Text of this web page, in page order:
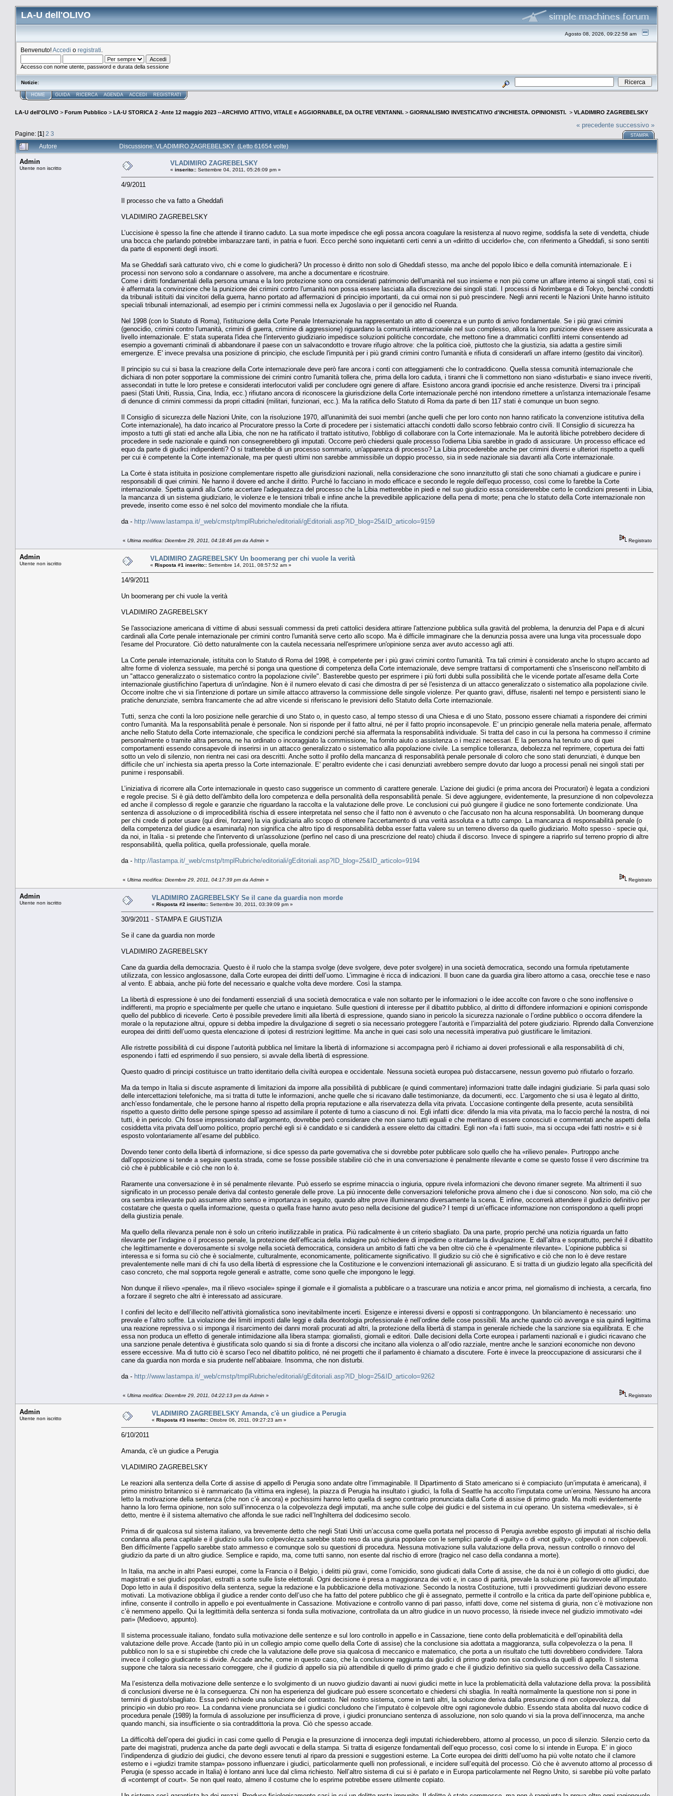
LA-U dell'OLIVO
Agosto 08, 2026, 09:22:58 am
Benvenuto!Accedi o registrati
Accesso con nome utente, password e durata della sessione
Notizie:
HOME GUIDA RICERCA AGENDA ACCEDI REGISTRATI
LA-U dell'OLIVO > Forum Pubblico > LA-U STORICA 2 -Ante 12 maggio 2023 --ARCHIVIO ATTIVO, VITALE e AGGIORNABILE, DA OLTRE VENTANNI. > GIORNALISMO INVESTICATIVO d'INCHIESTA. OPINIONISTI. > VLADIMIRO ZAGREBELSKY
Pagine: [1] 2 3
« precedente successivo »
STAMPA
Autore Discussione: VLADIMIRO ZAGREBELSKY (Letto 61654 volte)
Admin
Utente non iscritto
VLADIMIRO ZAGREBELSKY
« inserito:: Settembre 04, 2011, 05:26:09 pm »
4/9/2011
Il processo che va fatto a Gheddafi
VLADIMIRO ZAGREBELSKY
L’uccisione è spesso la fine che attende il tiranno caduto. La sua morte impedisce che egli possa ancora coagulare la resistenza al nuovo regime, soddisfa la sete di vendetta, chiude
una bocca che parlando potrebbe imbarazzare tanti, in patria e fuori. Ecco perché sono inquietanti certi cenni a un «diritto di ucciderlo» che, con riferimento a Gheddafi, si sono sentiti
da parte di esponenti degli insorti.
Ma se Gheddafi sarà catturato vivo, chi e come lo giudicherà? Un processo è diritto non solo di Gheddafi stesso, ma anche del popolo libico e della comunità internazionale. E i
processi non servono solo a condannare o assolvere, ma anche a documentare e ricostruire.
Come i diritti fondamentali della persona umana e la loro protezione sono ora considerati patrimonio dell'umanità nel suo insieme e non più come un affare interno ai singoli stati, così si
è affermata la convinzione che la punizione dei crimini contro l'umanità non possa essere lasciata alla discrezione dei singoli stati. I processi di Norimberga e di Tokyo, benché condotti
da tribunali istituiti dai vincitori della guerra, hanno portato ad affermazioni di principio importanti, da cui ormai non si può prescindere. Negli anni recenti le Nazioni Unite hanno istituito
speciali tribunali internazionali, ad esempio per i crimini commessi nella ex Jugoslavia o per il genocidio nel Ruanda.
Nel 1998 (con lo Statuto di Roma), l'istituzione della Corte Penale Internazionale ha rappresentato un atto di coerenza e un punto di arrivo fondamentale. Se i più gravi crimini
(genocidio, crimini contro l'umanità, crimini di guerra, crimine di aggressione) riguardano la comunità internazionale nel suo complesso, allora la loro punizione deve essere assicurata a
livello internazionale. E' stata superata l'idea che l'intervento giudiziario impedisce soluzioni politiche concordate, che mettono fine a drammatici conflitti interni consentendo ad
esempio a governanti criminali di abbandonare il paese con un salvacondotto e trovare rifugio altrove: che la politica cioè, piuttosto che la giustizia, sia adatta a gestire simili
emergenze. E' invece prevalsa una posizione di principio, che esclude l'impunità per i più grandi crimini contro l'umanità e rifiuta di considerarli un affare interno (gestito dai vincitori).
Il principio su cui si basa la creazione della Corte internazionale deve però fare ancora i conti con atteggiamenti che lo contraddicono. Quella stessa comunità internazionale che
dichiara di non poter sopportare la commissione dei crimini contro l'umanità tollera che, prima della loro caduta, i tiranni che li commettono non siano «disturbati» e siano invece riveriti,
assecondati in tutte le loro pretese e considerati interlocutori validi per concludere ogni genere di affare. Esistono ancora grandi ipocrisie ed anche resistenze. Diversi tra i principali
paesi (Stati Uniti, Russia, Cina, India, ecc.) rifiutano ancora di riconoscere la giurisdizione della Corte internazionale perché non intendono rimettere a un'istanza internazionale l'esame
di denunce di crimini commessi da propri cittadini (militari, funzionari, ecc.). Ma la ratifica dello Statuto di Roma da parte di ben 117 stati è comunque un buon segno.
Il Consiglio di sicurezza delle Nazioni Unite, con la risoluzione 1970, all'unanimità dei suoi membri (anche quelli che per loro conto non hanno ratificato la convenzione istitutiva della
Corte internazionale), ha dato incarico al Procuratore presso la Corte di procedere per i sistematici attacchi condotti dallo scorso febbraio contro civili. Il Consiglio di sicurezza ha
imposto a tutti gli stati ed anche alla Libia, che non ne ha ratificato il trattato istitutivo, l'obbligo di collaborare con la Corte internazionale. Ma le autorità libiche potrebbero decidere di
procedere in sede nazionale e quindi non consegnerebbero gli imputati. Occorre però chiedersi quale processo l'odierna Libia sarebbe in grado di assicurare. Un processo efficace ed
equo da parte di giudici indipendenti? O si tratterebbe di un processo sommario, un'apparenza di processo? La Libia procederebbe anche per crimini diversi e ulteriori rispetto a quelli
per cui è competente la Corte internazionale, ma per questi ultimi non sarebbe ammissibile un doppio processo, sia in sede nazionale sia davanti alla Corte internazionale.
La Corte è stata istituita in posizione complementare rispetto alle giurisdizioni nazionali, nella considerazione che sono innanzitutto gli stati che sono chiamati a giudicare e punire i
responsabili di quei crimini. Ne hanno il dovere ed anche il diritto. Purché lo facciano in modo efficace e secondo le regole dell'equo processo, così come lo farebbe la Corte
internazionale. Spetta quindi alla Corte accertare l'adeguatezza del processo che la Libia metterebbe in piedi e nel suo giudizio essa considererebbe certo le condizioni presenti in Libia,
la mancanza di un sistema giudiziario, le violenze e le tensioni tribali e infine anche la prevedibile applicazione della pena di morte; pena che lo statuto della Corte internazionale non
prevede, inserito come esso è nel solco del movimento mondiale che la rifiuta.
da - http://www.lastampa.it/_web/cmstp/tmplRubriche/editoriali/gEditoriali.asp?ID_blog=25&ID_articolo=9159
« Ultima modifica: Dicembre 29, 2011, 04:18:46 pm da Admin » Registrato
Admin
Utente non iscritto
VLADIMIRO ZAGREBELSKY Un boomerang per chi vuole la verità
« Risposta #1 inserito:: Settembre 14, 2011, 08:57:52 am »
14/9/2011
Un boomerang per chi vuole la verità
VLADIMIRO ZAGREBELSKY
Se l'associazione americana di vittime di abusi sessuali commessi da preti cattolici desidera attirare l'attenzione pubblica sulla gravità del problema, la denunzia del Papa e di alcuni
cardinali alla Corte penale internazionale per crimini contro l'umanità serve certo allo scopo. Ma è difficile immaginare che la denunzia possa avere una lunga vita processuale dopo
l'esame del Procuratore. Ciò detto naturalmente con la cautela necessaria nell'esprimere un'opinione senza aver avuto accesso agli atti.
La Corte penale internazionale, istituita con lo Statuto di Roma del 1998, è competente per i più gravi crimini contro l'umanità. Tra tali crimini è considerato anche lo stupro accanto ad
altre forme di violenza sessuale, ma perché si ponga una questione di competenza della Corte internazionale, deve sempre trattarsi di comportamenti che s'inseriscono nell'ambito di
un "attacco generalizzato o sistematico contro la popolazione civile". Basterebbe questo per esprimere i più forti dubbi sulla possibilità che le vicende portate all'esame della Corte
internazionale giustifichino l'apertura di un'indagine. Non è il numero elevato di casi che dimostra di per sé l'esistenza di un attacco generalizzato o sistematico alla popolazione civile.
Occorre inoltre che vi sia l'intenzione di portare un simile attacco attraverso la commissione delle singole violenze. Per quanto gravi, diffuse, risalenti nel tempo e persistenti siano le
pratiche denunziate, sembra francamente che ad altre vicende si riferiscano le previsioni dello Statuto della Corte internazionale.
Tutti, senza che conti la loro posizione nelle gerarchie di uno Stato o, in questo caso, al tempo stesso di una Chiesa e di uno Stato, possono essere chiamati a rispondere dei crimini
contro l'umanità. Ma la responsabilità penale è personale. Non si risponde per il fatto altrui, né per il fatto proprio inconsapevole. E' un principio generale nella materia penale, affermato
anche nello Statuto della Corte internazionale, che specifica le condizioni perché sia affermata la responsabilità individuale. Si tratta del caso in cui la persona ha commesso il crimine
personalmente o tramite altra persona, ne ha ordinato o incoraggiato la commissione, ha fornito aiuto o assistenza o i mezzi necessari. E la persona ha tenuto uno di quei
comportamenti essendo consapevole di inserirsi in un attacco generalizzato o sistematico alla popolazione civile. La semplice tolleranza, debolezza nel reprimere, copertura dei fatti
sotto un velo di silenzio, non rientra nei casi ora descritti. Anche sotto il profilo della mancanza di responsabilità penale personale di coloro che sono stati denunziati, è dunque ben
difficile che un' inchiesta sia aperta presso la Corte internazionale. E' peraltro evidente che i casi denunziati avrebbero sempre dovuto dar luogo a processi penali nei singoli stati per
punirne i responsabili.
L’iniziativa di ricorrere alla Corte internazionale in questo caso suggerisce un commento di carattere generale. L'azione dei giudici (e prima ancora dei Procuratori) è legata a condizioni
e regole precise. Si è già detto dell'àmbito della loro competenza e della personalità della responsabilità penale. Si deve aggiungere, evidentemente, la presunzione di non colpevolezza
ed anche il complesso di regole e garanzie che riguardano la raccolta e la valutazione delle prove. Le conclusioni cui può giungere il giudice ne sono fortemente condizionate. Una
sentenza di assoluzione o di improcedibilità rischia di essere interpretata nel senso che il fatto non è avvenuto o che l'accusato non ha alcuna responsabilità. Un boomerang dunque
per chi crede di poter usare (qui direi, forzare) la via giudiziaria allo scopo di ottenere l'accertamento di una verità assoluta e a tutto campo. La mancanza di responsabilità penale (o
della competenza del giudice a esaminarla) non significa che altro tipo di responsabilità debba esser fatta valere su un terreno diverso da quello giudiziario. Molto spesso - specie qui,
da noi, in Italia - si pretende che l'intervento di un'assoluzione (perfino nel caso di una prescrizione del reato) chiuda il discorso. Invece di spingere a riaprirlo sul terreno proprio di altre
responsabilità, quella politica, quella professionale, quella morale.
da - http://lastampa.it/_web/cmstp/tmplRubriche/editoriali/gEditoriali.asp?ID_blog=25&ID_articolo=9194
« Ultima modifica: Dicembre 29, 2011, 04:17:39 pm da Admin » Registrato
Admin
Utente non iscritto
VLADIMIRO ZAGREBELSKY Se il cane da guardia non morde
« Risposta #2 inserito:: Settembre 30, 2011, 03:39:09 pm »
30/9/2011 - STAMPA E GIUSTIZIA
Se il cane da guardia non morde
VLADIMIRO ZAGREBELSKY
Cane da guardia della democrazia. Questo è il ruolo che la stampa svolge (deve svolgere, deve poter svolgere) in una società democratica, secondo una formula ripetutamente
utilizzata, con lessico anglosassone, dalla Corte europea dei diritti dell’uomo. L’immagine è ricca di indicazioni. Il buon cane da guardia gira libero attorno a casa, orecchie tese e naso
al vento. E abbaia, anche più forte del necessario e qualche volta deve mordere. Così la stampa.
La libertà di espressione è uno dei fondamenti essenziali di una società democratica e vale non soltanto per le informazioni o le idee accolte con favore o che sono inoffensive o
indifferenti, ma proprio e specialmente per quelle che urtano e inquietano. Sulle questioni di interesse per il dibattito pubblico, al diritto di diffondere informazioni e opinioni corrisponde
quello del pubblico di riceverle. Certo è possibile prevedere limiti alla libertà di espressione, quando siano in pericolo la sicurezza nazionale o l’ordine pubblico o occorra difendere la
morale o la reputazione altrui, oppure si debba impedire la divulgazione di segreti o sia necessario proteggere l’autorità e l’imparzialità del potere giudiziario. Riprendo dalla Convenzione
europea dei diritti dell’uomo questa elencazione di ipotesi di restrizioni legittime. Ma anche in quei casi solo una necessità imperativa può giustificare le limitazioni.
Alle ristrette possibilità di cui dispone l’autorità pubblica nel limitare la libertà di informazione si accompagna però il richiamo ai doveri professionali e alla responsabilità di chi,
esponendo i fatti ed esprimendo il suo pensiero, si avvale della libertà di espressione.
Questo quadro di principi costituisce un tratto identitario della civiltà europea e occidentale. Nessuna società europea può distaccarsene, nessun governo può rifiutarlo o forzarlo.
Ma da tempo in Italia si discute aspramente di limitazioni da imporre alla possibilità di pubblicare (e quindi commentare) informazioni tratte dalle indagini giudiziarie. Si parla quasi solo
delle intercettazioni telefoniche, ma si tratta di tutte le informazioni, anche quelle che si ricavano dalle testimonianze, da documenti, ecc. L’argomento che si usa è legato al diritto,
anch’esso fondamentale, che le persone hanno al rispetto della propria reputazione e alla riservatezza della vita privata. L’occasione contingente della presente, acuta sensibilità
rispetto a questo diritto delle persone spinge spesso ad assimilare il potente di turno a ciascuno di noi. Egli infatti dice: difendo la mia vita privata, ma lo faccio perché la nostra, di noi
tutti, è in pericolo. Chi fosse impressionato dall’argomento, dovrebbe però considerare che non siamo tutti eguali e che meritano di essere conosciuti e commentati anche aspetti della
cosiddetta vita privata dell’uomo politico, proprio perché egli si è candidato e si candiderà a essere eletto dai cittadini. Egli non «fa i fatti suoi», ma si occupa «dei fatti nostri» e si è
esposto volontariamente all’esame del pubblico.
Dovendo tener conto della libertà di informazione, si dice spesso da parte governativa che si dovrebbe poter pubblicare solo quello che ha «rilievo penale». Purtroppo anche
dall’opposizione si tende a seguire questa strada, come se fosse possibile stabilire ciò che in una conversazione è penalmente rilevante e come se questo fosse il vero discrimine tra
ciò che è pubblicabile e ciò che non lo è.
Raramente una conversazione è in sé penalmente rilevante. Può esserlo se esprime minaccia o ingiuria, oppure rivela informazioni che devono rimaner segrete. Ma altrimenti il suo
significato in un processo penale deriva dal contesto generale delle prove. La più innocente delle conversazioni telefoniche prova almeno che i due si conoscono. Non solo, ma ciò che
ora sembra irrilevante può assumere altro senso e importanza in seguito, quando altre prove illumineranno diversamente la scena. E infine, occorrerà attendere il giudizio definitivo per
costatare che questa o quella informazione, questa o quella frase hanno avuto peso nella decisione del giudice? I tempi di un’efficace informazione non corrispondono a quelli propri
della giustizia penale.
Ma quello della rilevanza penale non è solo un criterio inutilizzabile in pratica. Più radicalmente è un criterio sbagliato. Da una parte, proprio perché una notizia riguarda un fatto
rilevante per l’indagine o il processo penale, la protezione dell’efficacia della indagine può richiedere di impedirne o ritardarne la divulgazione. E dall’altra e soprattutto, perché il dibattito
che legittimamente e doverosamente si svolge nella società democratica, considera un ambito di fatti che va ben oltre ciò che è «penalmente rilevante». L’opinione pubblica si
interessa e si forma su ciò che è socialmente, culturalmente, economicamente, politicamente significativo. Il giudizio su ciò che è significativo e ciò che non lo è deve restare
prevalentemente nelle mani di chi fa uso della libertà di espressione che la Costituzione e le convenzioni internazionali gli assicurano. E si tratta di un giudizio legato alla specificità del
caso concreto, che mal sopporta regole generali e astratte, come sono quelle che impongono le leggi.
Non dunque il rilievo «penale», ma il rilievo «sociale» spinge il giornale e il giornalista a pubblicare o a trascurare una notizia e ancor prima, nel giornalismo di inchiesta, a cercarla, fino
a forzare il segreto che altri è interessato ad assicurare.
I confini del lecito e dell’illecito nell’attività giornalistica sono inevitabilmente incerti. Esigenze e interessi diversi e opposti si contrappongono. Un bilanciamento è necessario: uno
prevale e l’altro soffre. La violazione dei limiti imposti dalle leggi e dalla deontologia professionale è nell’ordine delle cose possibili. Ma anche quando ciò avvenga e sia quindi legittima
una reazione repressiva o si imponga il risarcimento dei danni morali procurati ad altri, la protezione della libertà di stampa in generale richiede che la sanzione sia equilibrata. E che
essa non produca un effetto di generale intimidazione alla libera stampa: giornalisti, giornali e editori. Dalle decisioni della Corte europea i parlamenti nazionali e i giudici ricavano che
una sanzione penale detentiva è giustificata solo quando si sia di fronte a discorsi che incitano alla violenza o all’odio razziale, mentre anche le sanzioni economiche non devono
essere eccessive. Ma di tutto ciò è scarso l’eco nel dibattito politico, né nei progetti che il parlamento è chiamato a discutere. Forte è invece la preoccupazione di assicurarsi che il
cane da guardia non morda e sia prudente nell’abbaiare. Insomma, che non disturbi.
da - http://www.lastampa.it/_web/cmstp/tmplRubriche/editoriali/gEditoriali.asp?ID_blog=25&ID_articolo=9262
« Ultima modifica: Dicembre 29, 2011, 04:22:13 pm da Admin » Registrato
Admin
Utente non iscritto
VLADIMIRO ZAGREBELSKY Amanda, c'è un giudice a Perugia
« Risposta #3 inserito:: Ottobre 06, 2011, 09:27:23 am »
6/10/2011
Amanda, c'è un giudice a Perugia
VLADIMIRO ZAGREBELSKY
Le reazioni alla sentenza della Corte di assise di appello di Perugia sono andate oltre l’immaginabile. Il Dipartimento di Stato americano si è compiaciuto (un’imputata è americana), il
primo ministro britannico si è rammaricato (la vittima era inglese), la piazza di Perugia ha insultato i giudici, la folla di Seattle ha accolto l’imputata come un’eroina. Nessuno ha ancora
letto la motivazione della sentenza (che non c’è ancora) e pochissimi hanno letto quella di segno contrario pronunciata dalla Corte di assise di primo grado. Ma molti evidentemente
hanno la loro ferma opinione, non solo sull’innocenza o la colpevolezza degli imputati, ma anche sulle colpe dei giudici e del sistema in cui operano. Un sistema «medievale», si è
detto, mentre è il sistema alternativo che affonda le sue radici nell’Inghilterra del dodicesimo secolo.
Prima di dir qualcosa sul sistema italiano, va brevemente detto che negli Stati Uniti un’accusa come quella portata nel processo di Perugia avrebbe esposto gli imputati al rischio della
condanna alla pena capitale e il giudizio sulla loro colpevolezza sarebbe stato reso da una giuria popolare con le semplici parole di «guilty» o di «not guilty», colpevoli o non colpevoli.
Ben difficilmente l’appello sarebbe stato ammesso e comunque solo su questioni di procedura. Nessuna motivazione sulla valutazione della prova, nessun controllo o rinnovo del
giudizio da parte di un altro giudice. Semplice e rapido, ma, come tutti sanno, non esente dal rischio di errore (tragico nel caso della condanna a morte).
In Italia, ma anche in altri Paesi europei, come la Francia o il Belgio, i delitti più gravi, come l’omicidio, sono giudicati dalla Corte di assise, che da noi è un collegio di otto giudici, due
magistrati e sei giudici popolari, estratti a sorte sulle liste elettorali. Ogni decisione è presa a maggioranza dei voti e, in caso di parità, prevale la soluzione più favorevole all’imputato.
Dopo letto in aula il dispositivo della sentenza, segue la redazione e la pubblicazione della motivazione. Secondo la nostra Costituzione, tutti i provvedimenti giudiziari devono essere
motivati. La motivazione obbliga il giudice a render conto dell’uso che ha fatto del potere pubblico che gli è assegnato, permette il controllo e la critica da parte dell’opinione pubblica e,
infine, consente il controllo in appello e poi eventualmente in Cassazione. Motivazione e controllo vanno di pari passo, infatti dove, come nel sistema di giuria, non c’è motivazione non
c’è nemmeno appello. Qui la legittimità della sentenza si fonda sulla motivazione, controllata da un altro giudice in un nuovo processo, là risiede invece nel giudizio immotivato «dei
pari» (Medioevo, appunto).
Il sistema processuale italiano, fondato sulla motivazione delle sentenze e sul loro controllo in appello e in Cassazione, tiene conto della problematicità e dell’opinabilità della
valutazione delle prove. Accade (tanto più in un collegio ampio come quello della Corte di assise) che la conclusione sia adottata a maggioranza, sulla colpevolezza o la pena. Il
pubblico non lo sa e si stupirebbe chi crede che la valutazione delle prove sia qualcosa di meccanico e matematico, che porta a un risultato che tutti dovrebbero condividere. Talora
invece il collegio giudicante si divide. Accade anche, come in questo caso, che la conclusione raggiunta dai giudici di primo grado non sia condivisa da quelli di appello. Il sistema
suppone che talora sia necessario correggere, che il giudizio di appello sia più attendibile di quello di primo grado e che il giudizio definitivo sia quello successivo della Cassazione.
Ma l’esistenza della motivazione delle sentenze e lo svolgimento di un nuovo giudizio davanti ai nuovi giudici mette in luce la problematicità della valutazione della prova: la possibilità
di conclusioni diverse ne è la conseguenza. Chi non ha esperienza del giudicare può essere sconcertato e chiedersi chi sbaglia. In realtà normalmente la questione non si pone in
termini di giusto/sbagliato. Essa però richiede una soluzione del contrasto. Nel nostro sistema, come in tanti altri, la soluzione deriva dalla presunzione di non colpevolezza, dal
principio «in dubio pro reo». La condanna viene pronunciata se i giudici concludono che l’imputato è colpevole oltre ogni ragionevole dubbio. Essendo stata abolita dal nuovo codice di
procedura penale (1989) la formula di assoluzione per insufficienza di prove, i giudici pronunciano sentenza di assoluzione, non solo quando vi sia la prova dell’innocenza, ma anche
quando manchi, sia insufficiente o sia contraddittoria la prova. Ciò che spesso accade.
La difficoltà dell’opera dei giudici in casi come quello di Perugia e la presunzione di innocenza degli imputati richiederebbero, attorno al processo, un poco di silenzio. Silenzio certo da
parte dei magistrati, prudenza anche da parte degli avvocati e della stampa. Si tratta di esigenze fondamentali dell’equo processo, così come lo si intende in Europa. E’ in gioco
l’indipendenza di giudizio dei giudici, che devono essere tenuti al riparo da pressioni e suggestioni esterne. La Corte europea dei diritti dell’uomo ha più volte notato che il clamore
esterno e i «giudizi tramite stampa» possono influenzare i giudici, particolarmente quelli non professionali, e incidere sull’equità del processo. Ciò che è avvenuto attorno al processo di
Perugia (e spesso accade in Italia) è lontano anni luce dal clima richiesto. Nell’altro sistema di cui si è parlato e in Europa particolarmente nel Regno Unito, si sarebbe più volte parlato
di «contempt of court». Se non quel reato, almeno il costume che lo esprime potrebbe essere utilmente copiato.